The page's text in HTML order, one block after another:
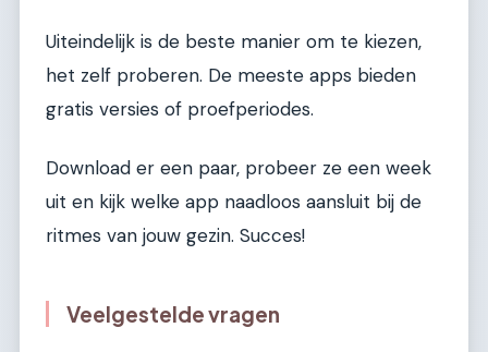
Uiteindelijk is de beste manier om te kiezen,
het zelf proberen. De meeste apps bieden
gratis versies of proefperiodes.
Download er een paar, probeer ze een week
uit en kijk welke app naadloos aansluit bij de
ritmes van jouw gezin. Succes!
Veelgestelde vragen